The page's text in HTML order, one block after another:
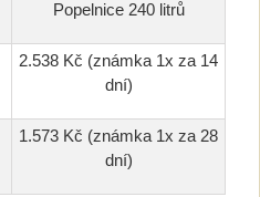
Popelnice 240 litrů
2.538 Kč (známka 1x za 14
dní)
1.573 Kč (známka 1x za 28
dní)